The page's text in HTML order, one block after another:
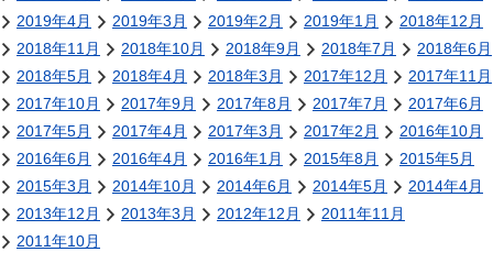
2019年4月
2019年3月 2019年2月 2019年1月
2018年12月
2018年11月
2018年10月 2018年9月 2018年7月
2018年6月
2018年5月
2018年4月 2018年3月 2017年12月
2017年11月
2017年10月
2017年9月 2017年8月 2017年7月
2017年6月
2017年5月
2017年4月 2017年3月 2017年2月
2016年10月
2016年6月
2016年4月 2016年1月 2015年8月
2015年5月
2015年3月
2014年10月 2014年6月 2014年5月
2014年4月
2013年12月
2013年3月 2012年12月
2011年11月
2011年10月